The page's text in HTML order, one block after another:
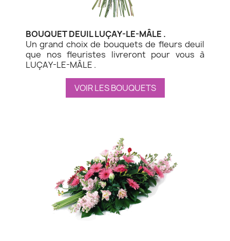
BOUQUET DEUIL LUÇAY-LE-MÂLE .
Un grand choix de bouquets de fleurs deuil
que nos fleuristes livreront pour vous à
LUÇAY-LE-MÂLE .
VOIR LES BOUQUETS